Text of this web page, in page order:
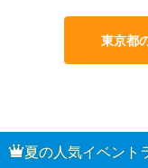
東京都
夏の人気イベント